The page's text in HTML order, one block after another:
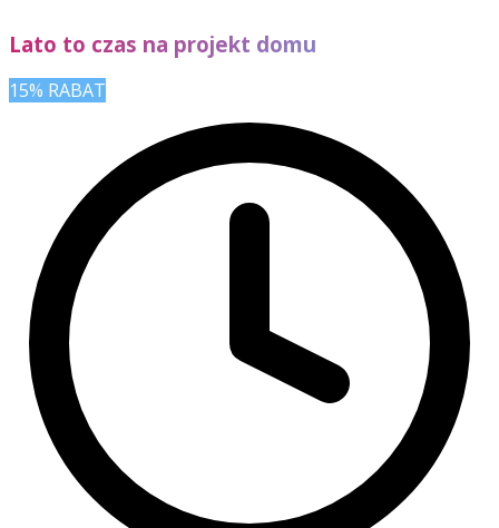
Lato to czas na projekt domu
15% RABAT